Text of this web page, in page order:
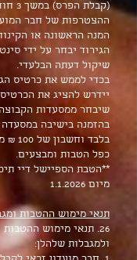
ההצטרפות של חבר
המנה הראשונה או
הגירוד יבחר על ידי
שיקול דעתה הבלעדי.
בכדי לממש את כרטיס
יידרש להציג את
שיבחר ממסעדות
בהזמנה בישיבה
בלבד
כפל הטבות ומבצעים.
**הטבת הספיישל דיי
מיום 1.1.2026
תנאי מימוש ההטבות
26. תנאי מימוש
ולמגבלות שלהלן: